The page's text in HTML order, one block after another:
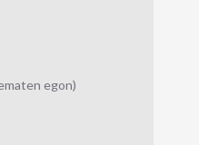
egon)